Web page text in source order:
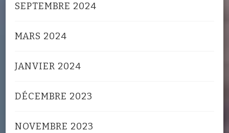
SEPTEMBRE 2024
MARS 2024
JANVIER 2024
DÉCEMBRE 2023
NOVEMBRE 2023